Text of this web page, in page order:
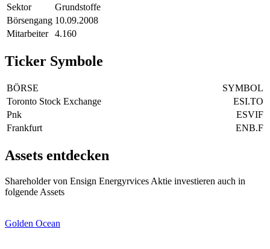
Sektor
Grundstoffe
Börsengang 10.09.2008
Mitarbeiter
4.160
Ticker Symbole
BÖRSE
SYMBOL
Toronto Stock Exchange
ESI.TO
Pnk
ESVIF
Frankfurt
ENB.F
Assets entdecken
Shareholder von Ensign Energyrvices Aktie investieren auch in
folgende Assets
Golden Ocean